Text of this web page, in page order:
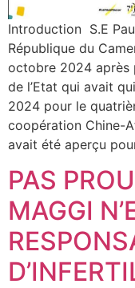
Introduction S.E
République du
octobre 2024 après
de l’Etat qui avait
2024 pour le
coopération Chine-
avait été aperçu
PAS
MAGGI